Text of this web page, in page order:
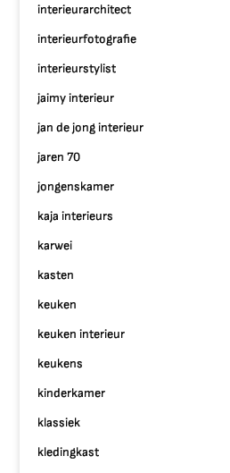
interieurarchitect
interieurfotografie
interieurstylist
jaimy interieur
jan de jong interieur
jaren 70
jongenskamer
kaja interieurs
karwei
kasten
keuken
keuken interieur
keukens
kinderkamer
klassiek
kledingkast